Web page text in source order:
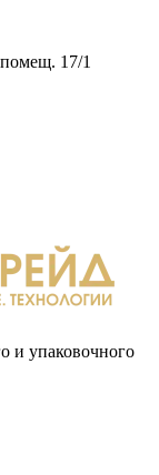
17/1
и упаковочного